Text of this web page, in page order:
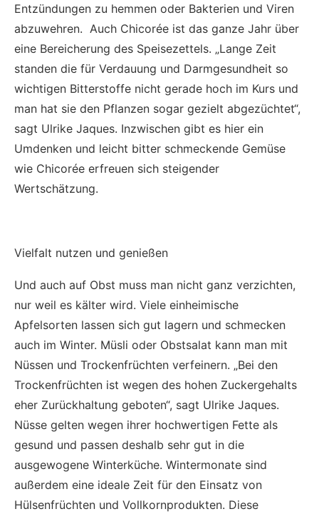
Entzündungen zu hemmen oder Bakterien und Viren
abzuwehren. Auch Chicorée ist das ganze Jahr über
eine Bereicherung des Speisezettels. „Lange Zeit
standen die für Verdauung und Darmgesundheit so
wichtigen Bitterstoffe nicht gerade hoch im Kurs und
man hat sie den Pflanzen sogar gezielt abgezüchtet“,
sagt Ulrike Jaques. Inzwischen gibt es hier ein
Umdenken und leicht bitter schmeckende Gemüse
wie Chicorée erfreuen sich steigender
Wertschätzung.
Vielfalt nutzen und genießen
Und auch auf Obst muss man nicht ganz verzichten,
nur weil es kälter wird. Viele einheimische
Apfelsorten lassen sich gut lagern und schmecken
auch im Winter. Müsli oder Obstsalat kann man mit
Nüssen und Trockenfrüchten verfeinern. „Bei den
Trockenfrüchten ist wegen des hohen Zuckergehalts
eher Zurückhaltung geboten“, sagt Ulrike Jaques.
Nüsse gelten wegen ihrer hochwertigen Fette als
gesund und passen deshalb sehr gut in die
ausgewogene Winterküche. Wintermonate sind
außerdem eine ideale Zeit für den Einsatz von
Hülsenfrüchten und Vollkornprodukten. Diese